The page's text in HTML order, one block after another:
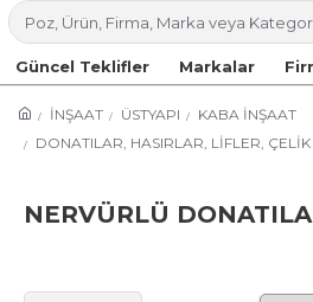
Güncel Teklifler Markalar
İNŞAAT ÜSTYAPI
KABA İNŞAAT
DONATILAR, HASIRLAR, LİFLER,
NERVÜRLÜ